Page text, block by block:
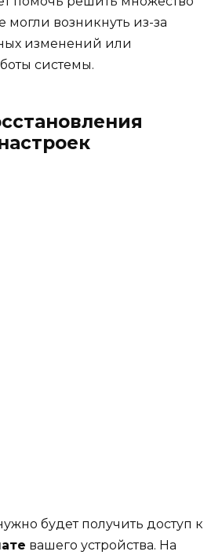
могли возникнуть из-за
изменений или
системы.
будет получить доступ к
вашего устройства. На